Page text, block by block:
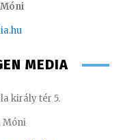
MEDIA
király tér 5.
Móni